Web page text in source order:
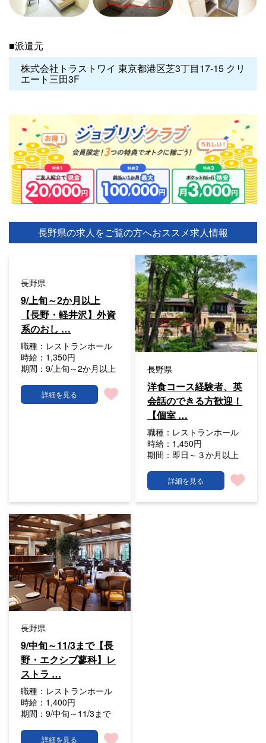
■派遣元
株式会社トラストワイ 東京都港区芝3丁目17-15 クリ
エート三田3F
長野県の求人をご覧の方へおススメ求人情報
長野県
9/上旬～2か月以上
【長野・軽井沢】外資
系のおし …
職種： レストランホール
時給： 1,350円
期間： 9/上旬～2か月以上
詳細を見る
長野県
洋食コース経験者、英
会話のできる方歓迎！
【個室 …
職種： レストランホール
時給： 1,450円
期間：即日～３か月以上
詳細を見る
長野県
9/中旬～11/3まで【長
野・エクシブ蓼科】レ
ストラ …
職種： レストランホール
時給： 1,400円
期間： 9/中旬～11/3まで
詳細を見る